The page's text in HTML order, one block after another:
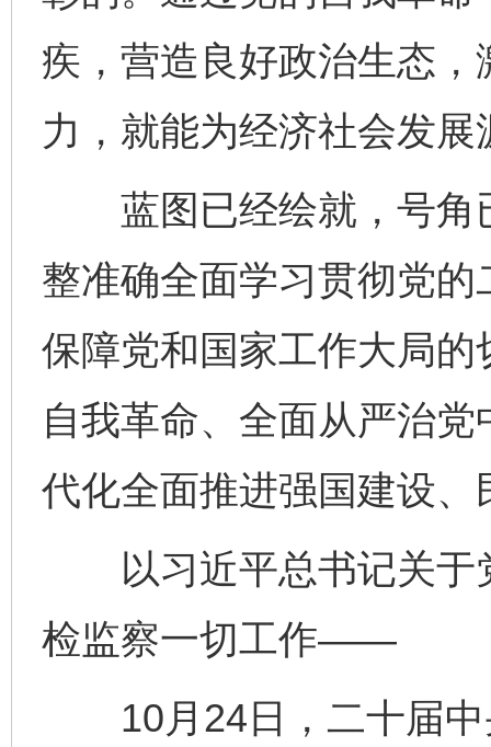
疾，营造良好政治生态
力，就能为经济社会发展
蓝图已经绘就，号角
整准确全面学习贯彻党
保障党和国家工作大局
自我革命、全面从严治
代化全面推进强国建设
以习近平总书记关于
检监察一切工作——
10月24日，二十届中